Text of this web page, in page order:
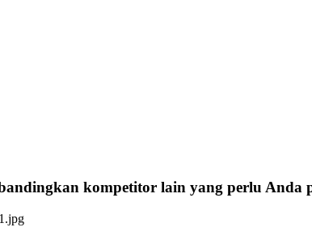
kompetitor lain yang perlu Anda